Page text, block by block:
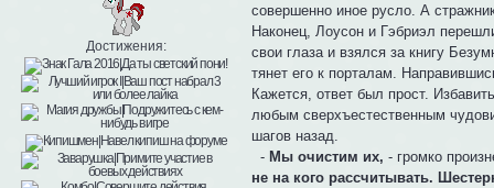
Достижения:
совершенно иное русло. А
Наконец, Лоусон и Гэбриэл
свои глаза и взялся за книгу
тянет его к порталам.
Кажется, ответ был прост.
любым сверхъестественным
шагов назад.
- Мы очистим их,- громко
не на кого рассчитывать.